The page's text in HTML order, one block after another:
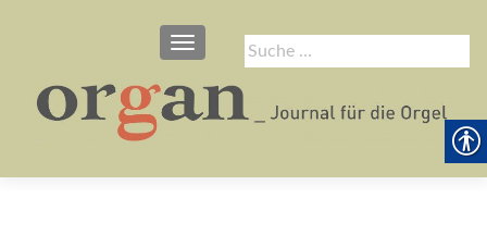
Suche
nach:
SCHALTE NAVIGATION